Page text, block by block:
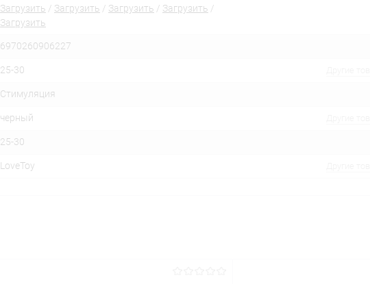
Загрузить / Загрузить / Загрузить / Загрузить /
Загрузить
6970260906227
25-30
Стимуляция
черный
25-30
LoveToy